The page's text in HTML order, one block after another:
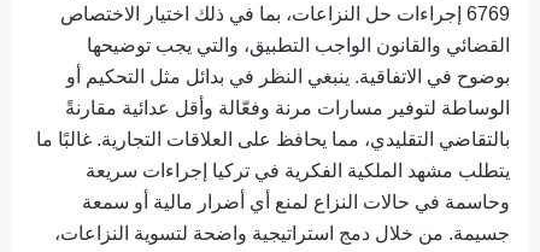
6769 إجراءات حل النزاعات، بما في ذلك اختيار الاختصاص
القضائي والقانون الواجب التطبيق، والتي يجب توضيحها
بوضوح في الاتفاقية. ينبغي النظر في بدائل مثل التحكيم أو
الوساطة لتوفير مسارات مرنة وفعّالة وأقل عدائية مقارنةً
بالتقاضي التقليدي، مما يحافظ على العلاقات التجارية. غالبًا ما
يتطلب مشهد الملكية الفكرية في تركيا إجراءات سريعة
وحاسمة في حالات النزاع لمنع أي أضرار مالية أو سمعة
جسيمة. من خلال دمج استراتيجية واضحة لتسوية النزاعات،